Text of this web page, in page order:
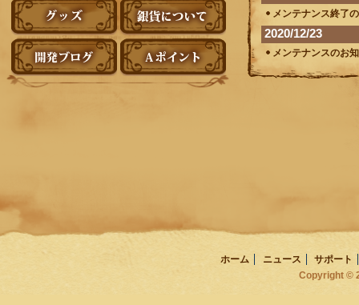
ホーム ニュース
サポート
Copyright ©